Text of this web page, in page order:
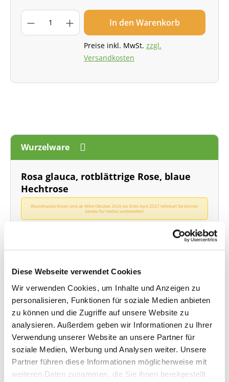
Diese Webseite verwendet Cookies
Wir verwenden Cookies, um Inhalte und Anzeigen zu
personalisieren, Funktionen für soziale Medien anbieten
zu können und die Zugriffe auf unsere Website zu
analysieren. Außerdem geben wir Informationen zu Ihrer
Verwendung unserer Website an unsere Partner für
soziale Medien, Werbung und Analysen weiter. Unsere
Partner führen diese Informationen möglicherweise mit
weiteren Daten zusammen, die Sie ihnen bereitgestellt
In den Warenkorb
Preise inkl. MwSt. zzgl.
Versandkosten
Wurzelware
Rosa glauca, rotblättrige Rose, blaue
Hechtrose
Wurzelnackte Rosen sind ab Mitte Oktober 2026 bis Ende April 2027 lieferbar! Sie können
bereits für Herbst vorbestellen!
Lieferzeit: 4 - 9 Werktage
Menge Stückpreis
Bis4
5,95 €*
ab5
4,95 €*
ab10 4,45 €*
Vorbestellen